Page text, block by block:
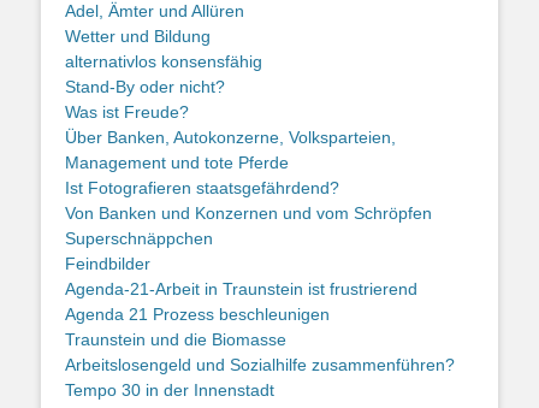
Adel, Ämter und Allüren
Wetter und Bildung
alternativlos konsensfähig
Stand-By oder nicht?
Was ist Freude?
Über Banken, Autokonzerne, Volksparteien,
Management und tote Pferde
Ist Fotografieren staatsgefährdend?
Von Banken und Konzernen und vom Schröpfen
Superschnäppchen
Feindbilder
Agenda-21-Arbeit in Traunstein ist frustrierend
Agenda 21 Prozess beschleunigen
Traunstein und die Biomasse
Arbeitslosengeld und Sozialhilfe zusammenführen?
Tempo 30 in der Innenstadt